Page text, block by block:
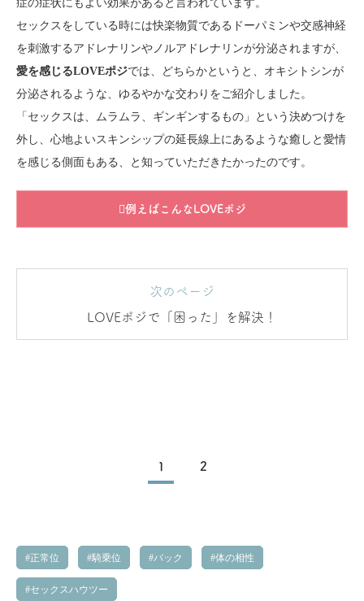
症の症状にもよい効果があると言われています。
セックスをしている時には快楽物質であるドーパミンや交感神経
を刺激するアドレナリンやノルアドレナリンが分泌されますが、
愛を感じるLOVEポジでは、どちらかというと、オキシトシンが
分泌されるような、ゆるやかな交わりをご紹介しました。
「セックスは、ムラムラ、ギンギンするもの」という決めつけを
外し、心地よいスキンシップの延長線上にあるような癒しと愛情
を感じる側面もある、と知っていただきたかったのです。
例えばこんなLOVEポジ
次のページ
LOVEポジで「困った」を解決！
1 2
正常位 騎乗位 バック 体の相性
セックスハウツー